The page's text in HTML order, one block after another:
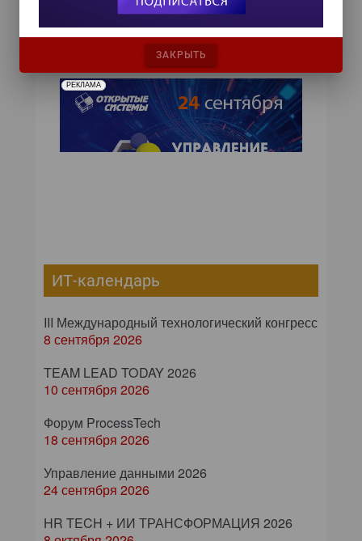
положение обязательно изменится.
РЕКЛАМА
ИТ-календарь
III Международный технологический конгресс
8 сентября 2026
TEAM LEAD TODAY 2026
10 сентября 2026
Форум ProcessTech
18 сентября 2026
Управление данными 2026
24 сентября 2026
HR TECH + ИИ ТРАНСФОРМАЦИЯ 2026
ЗАКРЫТЬ